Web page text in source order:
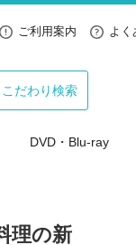
ご利用案内 よく
こだわり検索
DVD・Blu-ray
理の新